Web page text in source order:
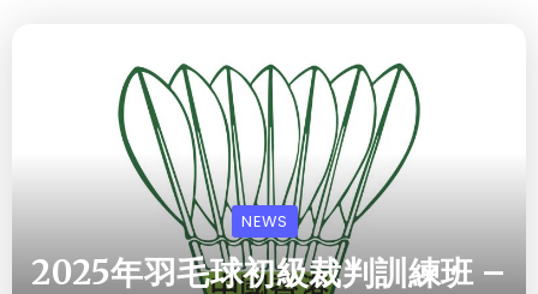
NEWS
2025年羽毛球初級裁判訓練班 –